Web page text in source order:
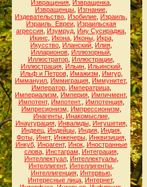
Извращения Извращенка
Извращенцы Изгнание
Издевательство Изобилие Израиль
Израиль. Евреи Израильская
агрессия Изумруд Ииу Сусираджа
Икинс
Икона, Иконы, Икра,
Икусство Иланский Илия
Илларионов Иллюзорный
Иллюстратор Иллюстрации
Иллюстрация, Ильин, Ильинский,
Ильф и Петров, Имажизм Имгур,
Иммануил Иммиграция Иммунитет,
Император, Императрица,
Империализм
Империя Импичмент,
Импотент, Импотент. Импотенция,
Импресионизм
Импрессионизм
Инагенты, Инакомыслие,
Инаугурация, Инвалиды, Ингушетия,
Индеец, Индейцы, Индия, Индия.
Фоты, Инет, Инженеры, Инквизиция,
Инкуб, Иноагент, Инок, Иностранные
слова, Инстаграм Интеграция,
Интеллектуал, Интеллектуалы,
Интеллигент, Интеллигенты
Интеллигенция, Интервью,
Интересные лица Интернет,